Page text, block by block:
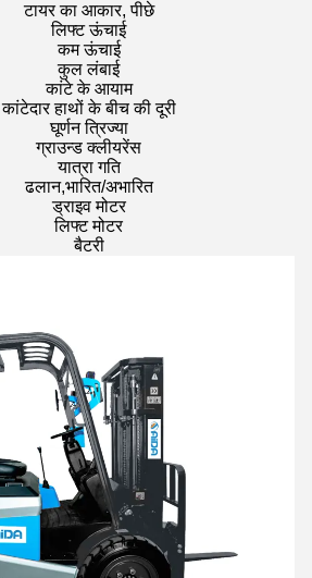
टायर का आकार, पीछे
लिफ्ट ऊंचाई
कम ऊंचाई
कुल लंबाई
कांटे के आयाम
कांटेदार हाथों के बीच की दूरी
घूर्णन त्रिज्या
ग्राउन्ड क्लीयरेंस
यात्रा गति
ढलान,भारित/अभारित
ड्राइव मोटर
लिफ्ट मोटर
बैटरी